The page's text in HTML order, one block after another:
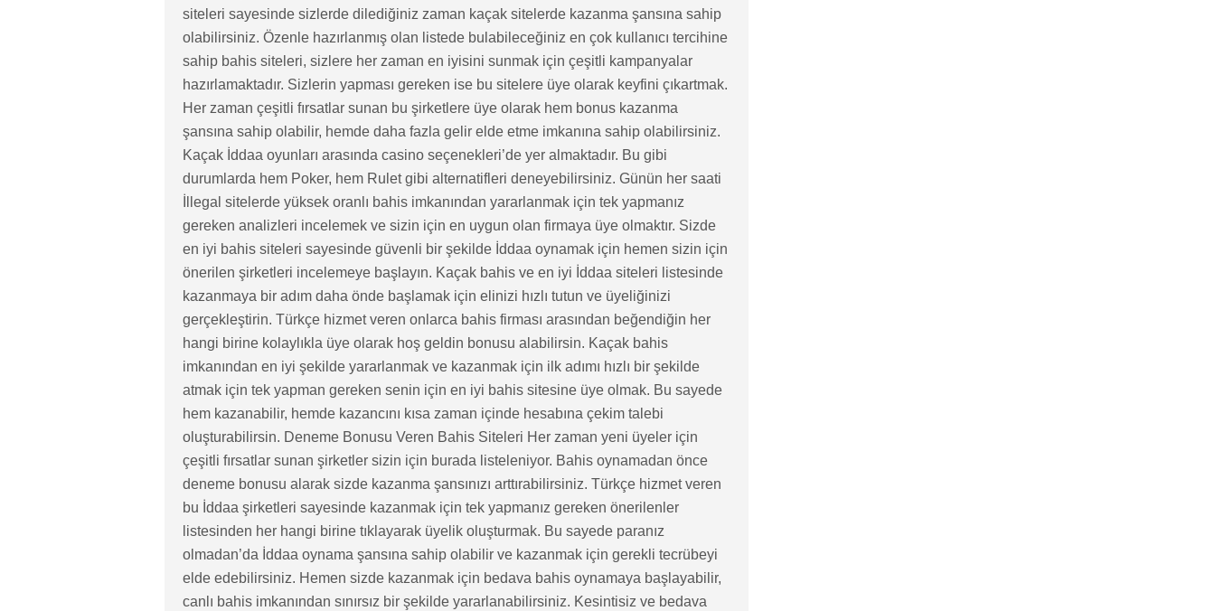
siteleri sayesinde sizlerde dilediğiniz zaman kaçak sitelerde kazanma şansına sahip
olabilirsiniz. Özenle hazırlanmış olan listede bulabileceğiniz en çok kullanıcı tercihine
sahip bahis siteleri, sizlere her zaman en iyisini sunmak için çeşitli kampanyalar
hazırlamaktadır. Sizlerin yapması gereken ise bu sitelere üye olarak keyfini çıkartmak.
Her zaman çeşitli fırsatlar sunan bu şirketlere üye olarak hem bonus kazanma
şansına sahip olabilir, hemde daha fazla gelir elde etme imkanına sahip olabilirsiniz.
Kaçak İddaa oyunları arasında casino seçenekleri’de yer almaktadır. Bu gibi
durumlarda hem Poker, hem Rulet gibi alternatifleri deneyebilirsiniz. Günün her saati
İllegal sitelerde yüksek oranlı bahis imkanından yararlanmak için tek yapmanız
gereken analizleri incelemek ve sizin için en uygun olan firmaya üye olmaktır. Sizde
en iyi bahis siteleri sayesinde güvenli bir şekilde İddaa oynamak için hemen sizin için
önerilen şirketleri incelemeye başlayın. Kaçak bahis ve en iyi İddaa siteleri listesinde
kazanmaya bir adım daha önde başlamak için elinizi hızlı tutun ve üyeliğinizi
gerçekleştirin. Türkçe hizmet veren onlarca bahis firması arasından beğendiğin her
hangi birine kolaylıkla üye olarak hoş geldin bonusu alabilirsin. Kaçak bahis
imkanından en iyi şekilde yararlanmak ve kazanmak için ilk adımı hızlı bir şekilde
atmak için tek yapman gereken senin için en iyi bahis sitesine üye olmak. Bu sayede
hem kazanabilir, hemde kazancını kısa zaman içinde hesabına çekim talebi
oluşturabilirsin. Deneme Bonusu Veren Bahis Siteleri Her zaman yeni üyeler için
çeşitli fırsatlar sunan şirketler sizin için burada listeleniyor. Bahis oynamadan önce
deneme bonusu alarak sizde kazanma şansınızı arttırabilirsiniz. Türkçe hizmet veren
bu İddaa şirketleri sayesinde kazanmak için tek yapmanız gereken önerilenler
listesinden her hangi birine tıklayarak üyelik oluşturmak. Bu sayede paranız
olmadan’da İddaa oynama şansına sahip olabilir ve kazanmak için gerekli tecrübeyi
elde edebilirsiniz. Hemen sizde kazanmak için bedava bahis oynamaya başlayabilir,
canlı bahis imkanından sınırsız bir şekilde yararlanabilirsiniz. Kesintisiz ve bedava